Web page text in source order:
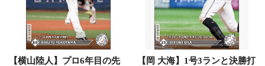
【横山陸人】プロ6年目の先
【岡 大海】1号3ランと決勝打